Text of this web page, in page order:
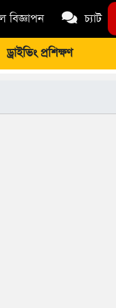
বিজ্ঞাপন চ্যাট
ড্রাইভিং প্রশিক্ষণ